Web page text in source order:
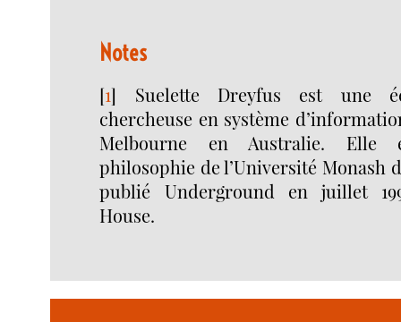
Notes
[1] Suelette Dreyfus est une
chercheuse en système
Melbourne en Australie. Elle
philosophie de l’Université Monash
publié Underground en juillet
House.